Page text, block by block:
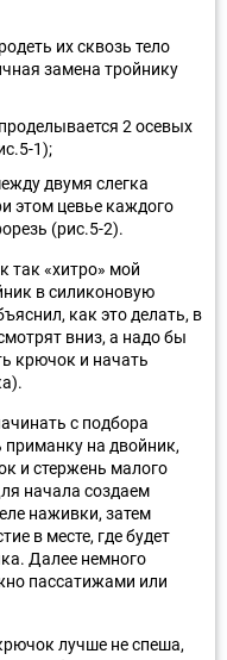
их сквозь тело
замена тройнику
2 осевых
1);
двумя слегка
этом цевье каждого
(рис.5-2).
так «хитро» мой
в силиконовую
как это делать, в
вниз, а надо бы
крючок и начать
с подбора
на двойник,
и стержень малого
начала создаем
наживки, затем
в месте, где будет
Далее немного
пассатижами или
лучше не спеша,